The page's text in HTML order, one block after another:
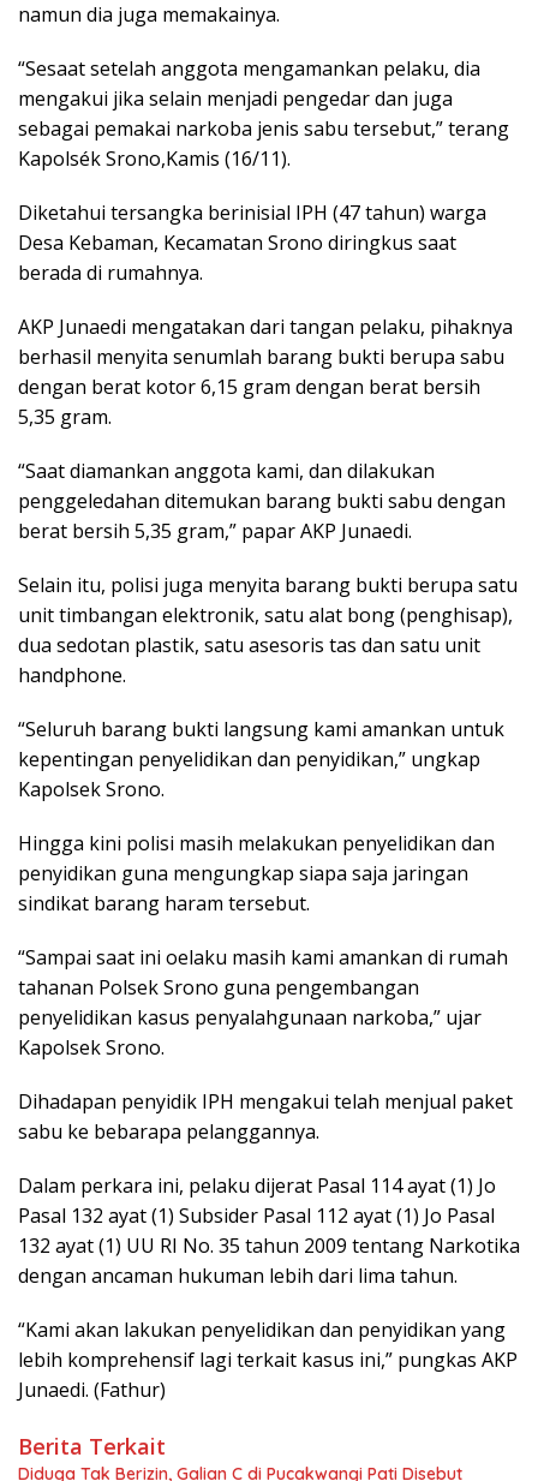
namun dia juga memakainya.
“Sesaat setelah anggota mengamankan pelaku, dia
mengakui jika selain menjadi pengedar dan juga
sebagai pemakai narkoba jenis sabu tersebut,” terang
Kapolsék Srono,Kamis (16/11).
Diketahui tersangka berinisial IPH (47 tahun) warga
Desa Kebaman, Kecamatan Srono diringkus saat
berada di rumahnya.
AKP Junaedi mengatakan dari tangan pelaku, pihaknya
berhasil menyita senumlah barang bukti berupa sabu
dengan berat kotor 6,15 gram dengan berat bersih
5,35 gram.
“Saat diamankan anggota kami, dan dilakukan
penggeledahan ditemukan barang bukti sabu dengan
berat bersih 5,35 gram,” papar AKP Junaedi.
Selain itu, polisi juga menyita barang bukti berupa satu
unit timbangan elektronik, satu alat bong (penghisap),
dua sedotan plastik, satu asesoris tas dan satu unit
handphone.
“Seluruh barang bukti langsung kami amankan untuk
kepentingan penyelidikan dan penyidikan,” ungkap
Kapolsek Srono.
Hingga kini polisi masih melakukan penyelidikan dan
penyidikan guna mengungkap siapa saja jaringan
sindikat barang haram tersebut.
“Sampai saat ini oelaku masih kami amankan di rumah
tahanan Polsek Srono guna pengembangan
penyelidikan kasus penyalahgunaan narkoba,” ujar
Kapolsek Srono.
Dihadapan penyidik IPH mengakui telah menjual paket
sabu ke bebarapa pelanggannya.
Dalam perkara ini, pelaku dijerat Pasal 114 ayat (1) Jo
Pasal 132 ayat (1) Subsider Pasal 112 ayat (1) Jo Pasal
132 ayat (1) UU RI No. 35 tahun 2009 tentang Narkotika
dengan ancaman hukuman lebih dari lima tahun.
“Kami akan lakukan penyelidikan dan penyidikan yang
lebih komprehensif lagi terkait kasus ini,” pungkas AKP
Junaedi. (Fathur)
Berita Terkait
Diduga Tak Berizin, Galian C di Pucakwangi Pati Disebut